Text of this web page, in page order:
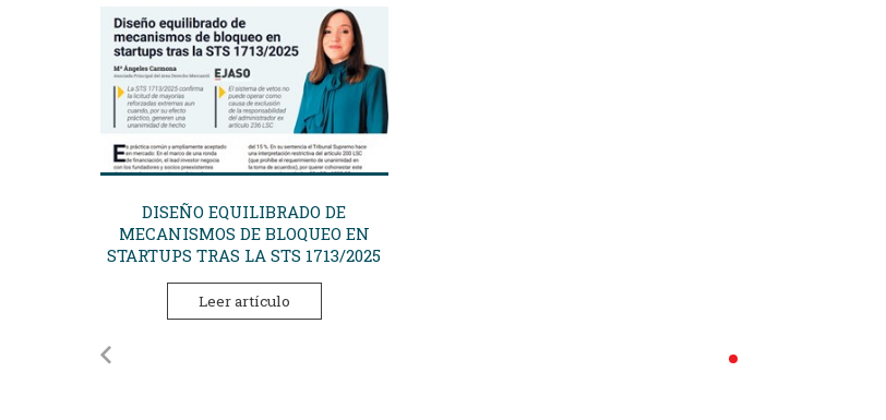
DISEÑO EQUILIBRADO DE
MECANISMOS DE BLOQUEO EN
STARTUPS TRAS LA STS 1713/2025
Leer artículo